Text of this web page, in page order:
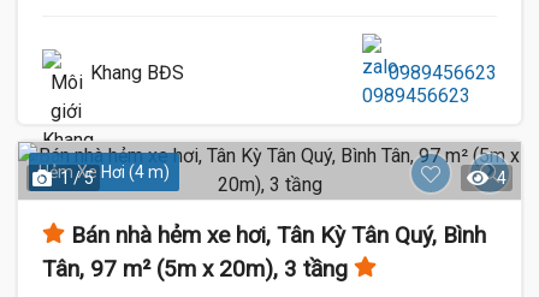
Khang BĐS 0989456623
Hẻm Xe Hơi (4 m)
1 / 5 4
Bán nhà hẻm xe hơi, Tân Kỳ Tân Quý, Bình
Tân, 97 m² (5m x 20m), 3 tầng